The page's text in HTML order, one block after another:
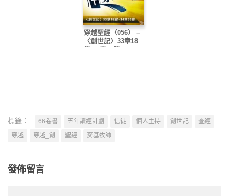
穿越聖經（056） –
〈創世記〉33章18
節-34章30節
標籤： 66卷書 五年讀經計劃 信徒 個人主持 創世記
查經
穿越
穿越_創 聖經 麥基牧師
發佈留言